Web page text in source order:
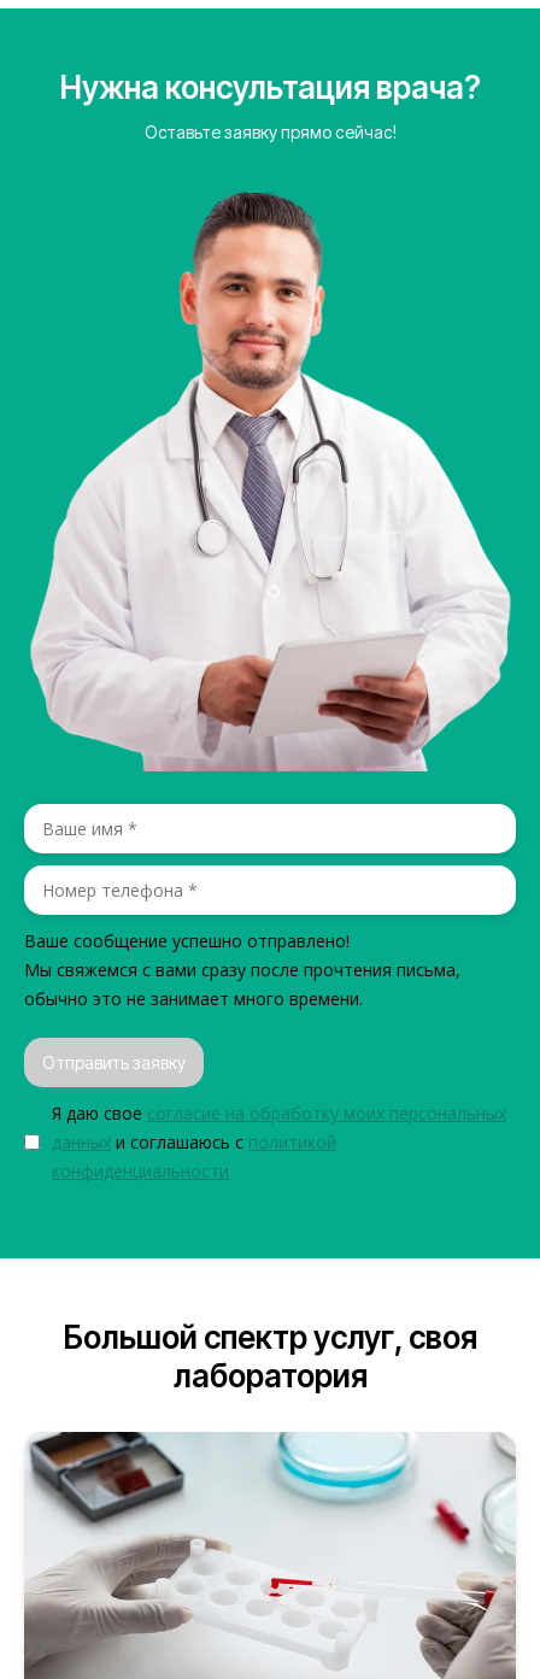
Нужна консультация врача?
Оставьте заявку прямо сейчас!
Ваше сообщение успешно отправлено!
Мы свяжемся с вами сразу после прочтения письма,
обычно это не занимает много времени.
Отправить заявку
Я даю свое согласие на обработку моих персональных
данных и соглашаюсь с политикой
конфиденциальности
Большой спектр услуг, своя
лаборатория